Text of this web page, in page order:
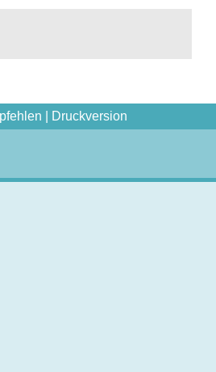
Druckversion